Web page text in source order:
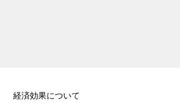
経済効果について